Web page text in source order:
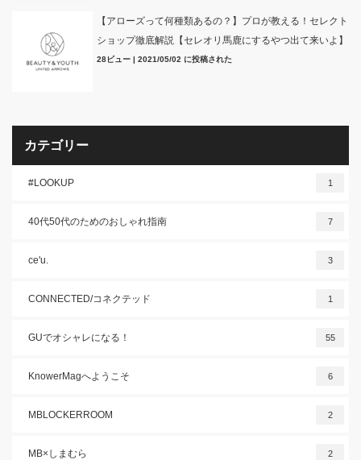
【アローズって何種類あるの？】プロが教える！セレクト
ショップ徹底解説【セレオリ馬鹿にするやつ出て来いよ】
28ビュー | 2021/05/02 に投稿された
カテゴリー
#LOOKUP 1
40代50代のためのおしゃれ指南 7
ce'u. 3
CONNECTED/コネクテッド 1
GUでオシャレになる！ 55
KnowerMagへようこそ 6
MBLOCKERROOM 2
MB×しまむら 2